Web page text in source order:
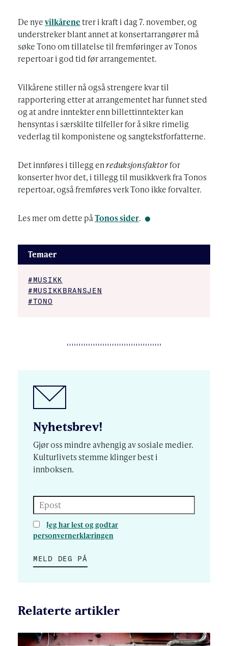
De nyevilkårenetrer i kraft i dag 7. november, og
understreker blant annet at konsertarrangører må
søke Tono om tillatelse til fremføringer av Tonos
repertoar i god tid før arrangementet.
Vilkårene stiller nå også strengere kvar til
rapportering etter at arrangementet har funnet sted
og at andre inntekter enn billettinntekter kan
hensyntas i særskilte tilfeller for å sikre rimelig
vederlag til komponistene og sangtekstforfatterne.
Det innføres i tillegg enreduksjonsfaktorfor
konserter hvor det, i tillegg til musikkverk fra Tonos
repertoar, også fremføres verk Tono ikke forvalter.
Les mer om dette påTonos sider.
Temaer
#MUSIKK
#MUSIKKBRANSJEN
#TONO
Nyhetsbrev!
Gjør oss mindre avhengig av sosiale medier.
Kulturlivets stemme klinger best i
innboksen.
Epost
Jeg har lest og godtar
personvernerklæringen
MELD DEG PÅ
Relaterte artikler